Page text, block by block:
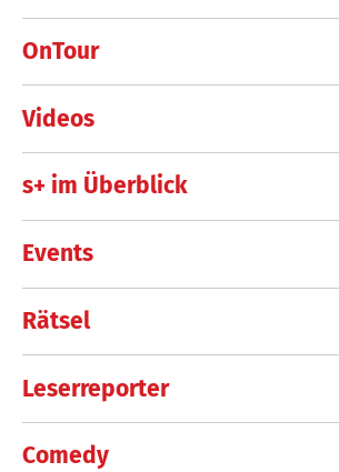
OnTour
Videos
s+ im Überblick
Events
Rätsel
Leserreporter
Comedy